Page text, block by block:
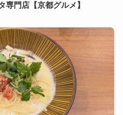
専門店【京都グルメ】